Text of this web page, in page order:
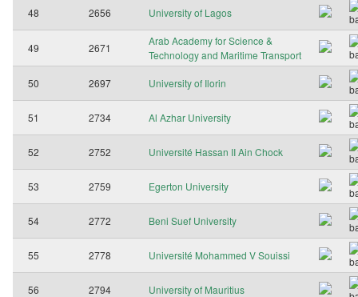
48 2656 University of Lagos
49 2671
Arab Academy for Science &
Technology and Maritime Transport
50 2697 University of Ilorin
51 2734 Al Azhar University
52 2752 Université Hassan II Ain Chock
53 2759 Egerton University
54 2772 Beni Suef University
55 2778 Université Mohammed V Souissi
56 2794 University of Mauritius